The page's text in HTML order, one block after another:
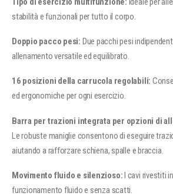
stabilità e funzionali per tutto il corpo.
Doppio pacco pesi: Due pacchi pesi
allenamento versatile ed equilibrato.
16 posizioni della carrucola regolabili:
ed ergonomiche per ogni esercizio.
Barra per trazioni integrata per opzioni di
Le robuste maniglie consentono di eseguire
aiutando a rafforzare schiena, spalle e braccia.
Movimento fluido e silenzioso:I cavi rivestiti
funzionamento fluido e senza scatti.